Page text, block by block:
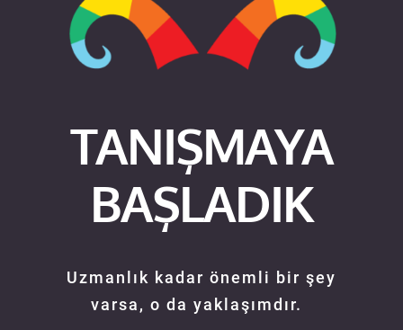
TANIŞMAYA
BAŞLADIK
Uzmanlık kadar önemli bir şey
varsa, o da yaklaşımdır.